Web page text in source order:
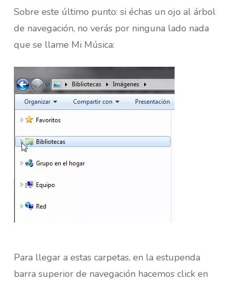
Sobre este último punto: si échas un ojo al árbol
de navegación, no verás por ninguna lado nada
que se llame Mi Música:
Para llegar a estas carpetas, en la estupenda
barra superior de navegación hacemos click en